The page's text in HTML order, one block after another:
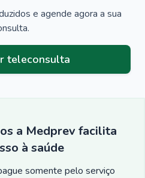
e agende agora a sua
teleconsulta
a Medprev facilita
à saúde
somente pelo serviço